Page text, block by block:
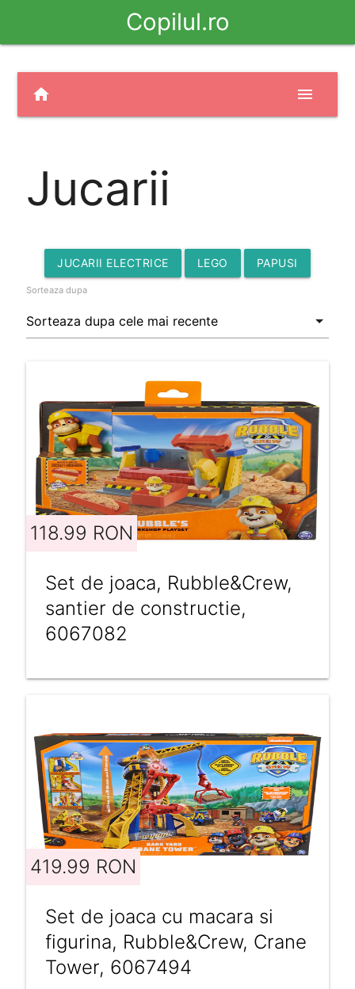
Copilul.ro
home menu
Jucarii
JUCARII ELECTRICE LEGO PAPUSI
Sorteaza dupa
118.99 RON
Set de joaca, Rubble&Crew,
santier de constructie,
6067082
419.99 RON
Set de joaca cu macara si
figurina, Rubble&Crew, Crane
Tower, 6067494